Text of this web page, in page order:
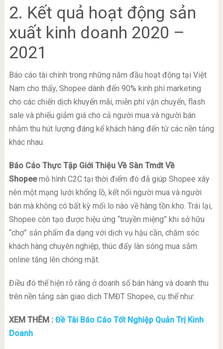
2. Kết quả hoạt động sản
xuất kinh doanh 2020 –
2021
Báo cáo tài chính trong những năm đầu hoạt động tại Việt
Nam cho thấy, Shopee dành đến 90% kinh phí marketing
cho các chiến dịch khuyến mãi, miễn phí vận chuyển, flash
sale và phiếu giảm giá cho cả người mua và người bán
nhằm thu hút lượng đáng kể khách hàng đến từ các nền tảng
khác nhau.
Báo Cáo Thực Tập Giới Thiệu Về Sàn Tmdt Về
Shopeemô hình C2C tại thời điểm đó đã giúp Shopee xây
nên một mạng lưới khổng lồ, kết nối người mua và người
bán mà không có bất kỳ mối lo nào về hàng tồn kho. Trái lại,
Shopee còn tạo được hiệu ứng “truyền miệng” khi sở hữu
“chợ” sản phẩm đa dạng với dịch vụ hậu cần, chăm sóc
khách hàng chuyên nghiệp, thúc đẩy làn sóng mua sắm
online tăng lên chóng mặt.
Điều đó thể hiện rõ rãng ở doanh số bán hàng và doanh thu
trên nền tảng sàn giao dịch TMĐT Shopee, cụ thể như:
XEM THÊM : Đề Tài Báo Cáo Tốt Nghiệp Quản Trị Kinh
Doanh